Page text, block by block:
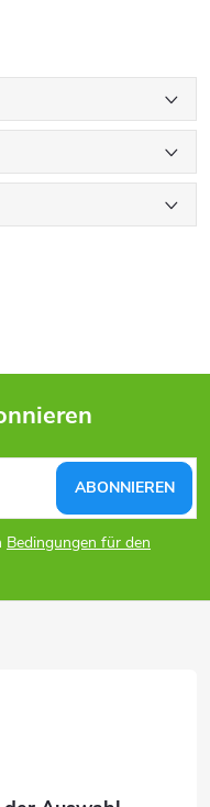
Bedingungen für den
ABONNIEREN